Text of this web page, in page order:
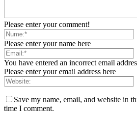
Please enter your comment!
Please enter your name here
You have entered an incorrect email
Please enter your email address here
Save my name, email, and website in
time I comment.